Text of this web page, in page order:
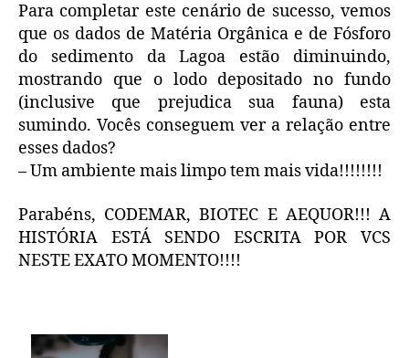
Para completar este cenário de sucesso, vemos
que os dados de Matéria Orgânica e de Fósforo
do sedimento da Lagoa estão diminuindo,
mostrando que o lodo depositado no fundo
(inclusive que prejudica sua fauna) esta
sumindo. Vocês conseguem ver a relação entre
esses dados?
– Um ambiente mais limpo tem mais vida!!!!!!!!
Parabéns, CODEMAR, BIOTEC E AEQUOR!!! A
HISTÓRIA ESTÁ SENDO ESCRITA POR VCS
NESTE EXATO MOMENTO!!!!